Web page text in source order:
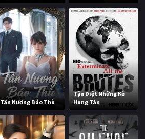
Tân Nương Báo Thù
Tận Diệt Những Kẻ
Hung Tàn